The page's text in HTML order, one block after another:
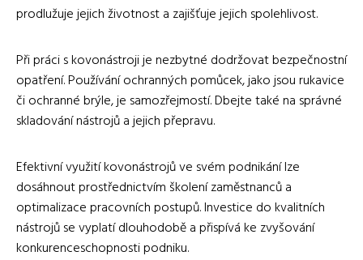
prodlužuje jejich životnost a zajišťuje jejich spolehlivost.
Při práci s kovonástroji je nezbytné dodržovat bezpečnostní
opatření. Používání ochranných pomůcek, jako jsou rukavice
či ochranné brýle, je samozřejmostí. Dbejte také na správné
skladování nástrojů a jejich přepravu.
Efektivní využití kovonástrojů ve svém podnikání lze
dosáhnout prostřednictvím školení zaměstnanců a
optimalizace pracovních postupů. Investice do kvalitních
nástrojů se vyplatí dlouhodobě a přispívá ke zvyšování
konkurenceschopnosti podniku.